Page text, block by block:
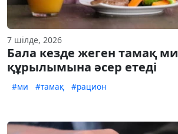
7 шілде, 2026
Бала кезде жеген тамақ ми
құрылымына әсер етеді
#ми #тамақ #рацион